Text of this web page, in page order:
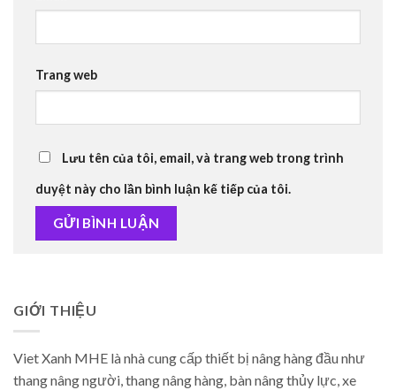
Trang web
Lưu tên của tôi, email, và trang web trong trình
duyệt này cho lần bình luận kế tiếp của tôi.
GIỚI THIỆU
Viet Xanh MHE là nhà cung cấp thiết bị nâng hàng đầu như
thang nâng người, thang nâng hàng, bàn nâng thủy lực, xe